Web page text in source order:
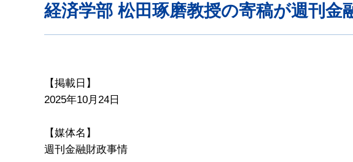
経済学部 松田琢磨教授の寄稿が週刊金
【掲載日】
2025年10月24日
【媒体名】
週刊金融財政事情